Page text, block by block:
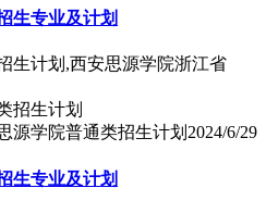
生专业及计划
生计划,西安思源学院浙江省
源学院普通类招生计划 2024/6/29
生专业及计划